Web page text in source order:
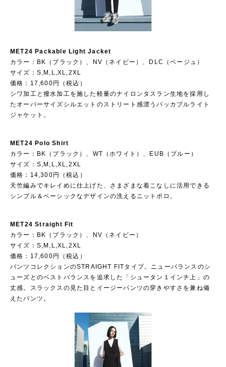
MET24 Packable Light Jacket
カラー：BK（ブラック）、NV（ネイビー）、DLC（ベージュ）
サイズ：S,M,L,XL,2XL
価格：17,600円（税込）
シワ加工と撥水加工を施した軽量のナイロンタスラン生地を採用し
たオーバーサイズシルエットのストリート感漂うパッカブルライト
ジャケット。
MET24 Polo Shirt
カラー：BK（ブラック）、WT（ホワイト）、EUB（ブルー）
サイズ：S,M,L,XL,2XL
価格：14,300円（税込）
天竺編みでキレイめに仕上げた、さまざまな着こなしに活用できる
シンプル＆ベーシックなデザインの洗えるニットポロ。
MET24 Straight Fit
カラー：BK（ブラック）、NV（ネイビー）
サイズ：S,M,L,XL,2XL
価格：17,600円（税込）
パンツコレクションのSTRAIGHT FITタイプ。ニューバランスのシ
ューズとのベストバランスを追求した「シュータン１インチ上」の
丈感。スラックスの見た目とイージーパンツの穿きやすさを兼ね備
えたパンツ。